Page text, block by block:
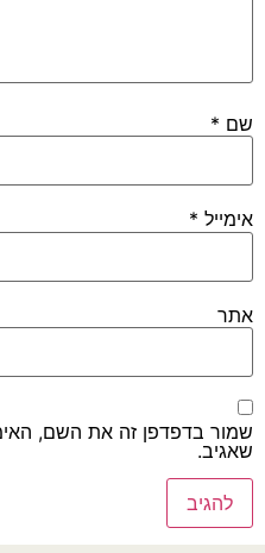
שם *
אימייל *
אתר
שמור בדפדפן זה את השם,
שאגיב.